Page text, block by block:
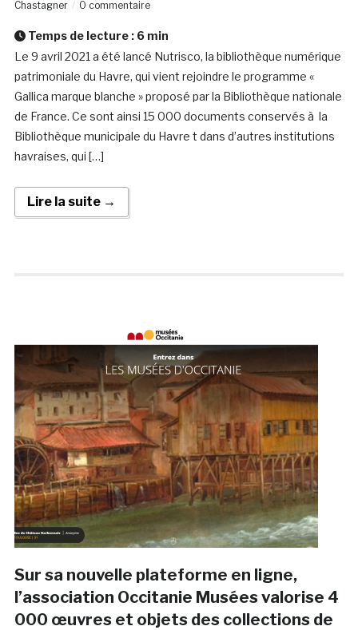
Chastagner 0 commentaire
Temps de lecture : 6 min
Le 9 avril 2021 a été lancé Nutrisco, la bibliothèque numérique
patrimoniale du Havre, qui vient rejoindre le programme «
Gallica marque blanche » proposé par la Bibliothèque nationale
de France. Ce sont ainsi 15 000 documents conservés à la
Bibliothèque municipale du Havre t dans d’autres institutions
havraises, qui […]
Lire la suite →
Sur sa nouvelle plateforme en ligne,
l’association Occitanie Musées valorise 4
000 œuvres et objets des collections de